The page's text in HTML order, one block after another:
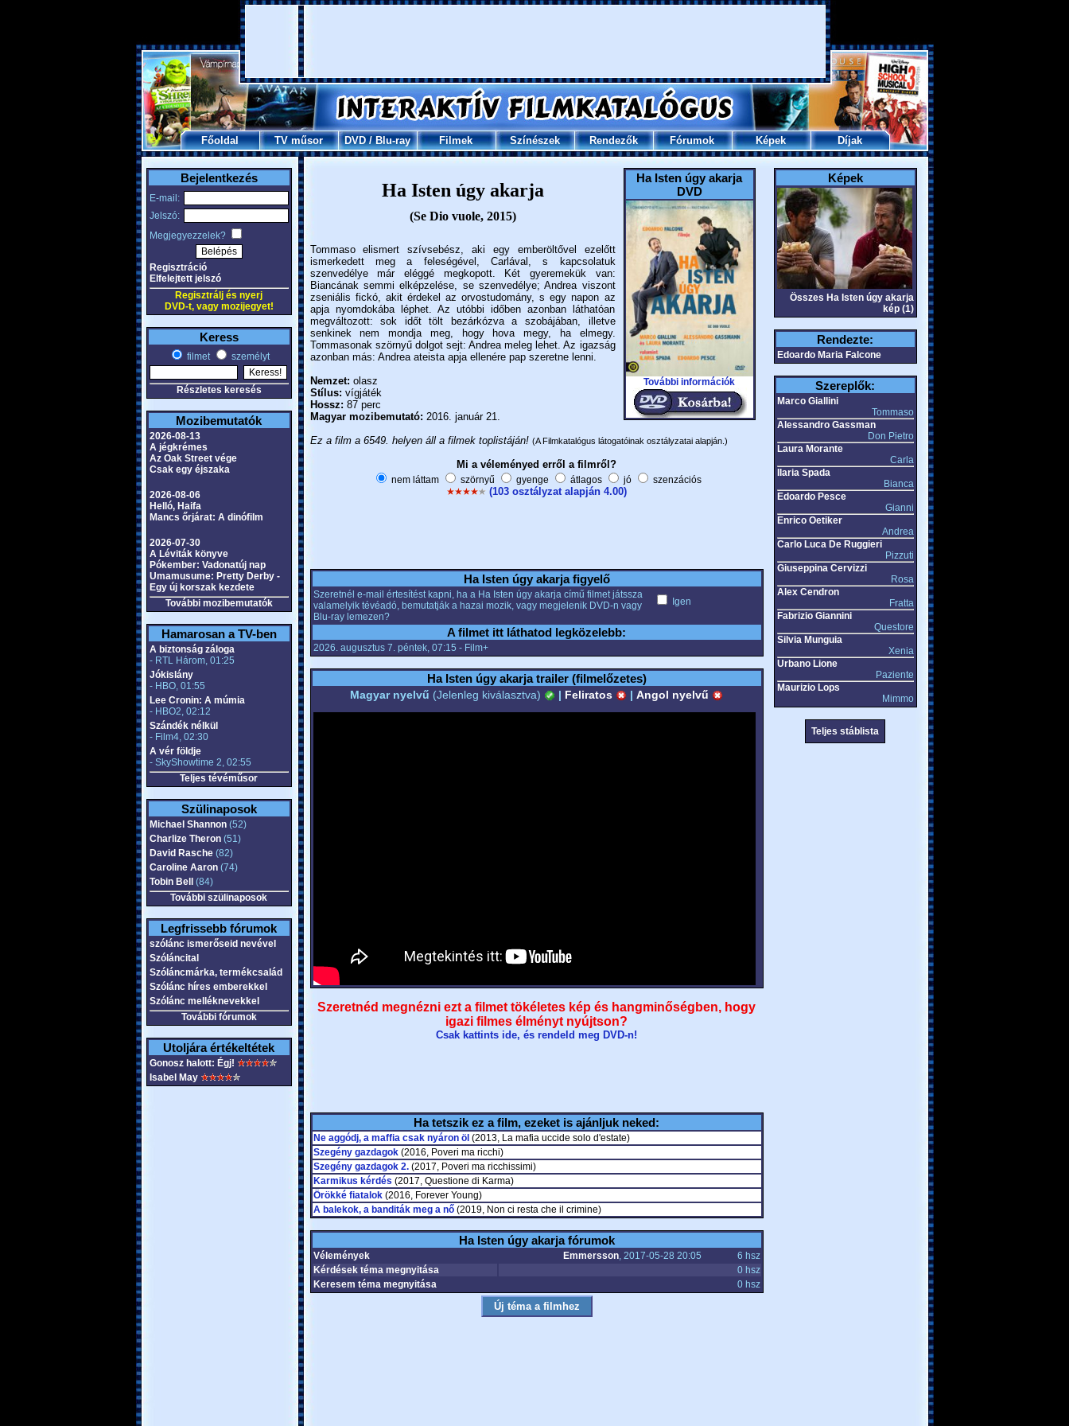
Főoldal TV műsor DVD/Blu-ray Filmek Színészek Rendezők Fórumok Képek Díjak
Bejelentkezés
E-mail:
Jelszó:
Megjegyezzelek?
Regisztráció
Elfelejtett jelszó
Regisztrálj és nyerj
DVD-t, vagy mozijegyet!
Keress
filmet személyt
Részletes keresés
Mozibemutatók
2026-08-13
A jégkrémes
Az Oak Street vége
Csak egy éjszaka
2026-08-06
Helló, Haifa
Mancs őrjárat: A dinófilm
2026-07-30
A Léviták könyve
Pókember: Vadonatúj nap
Umamusume: Pretty Derby -
Egy új korszak kezdete
További mozibemutatók
Hamarosan a TV-ben
A biztonság záloga
- RTL Három, 01:25
Jókislány
- HBO, 01:55
Lee Cronin: A múmia
- HBO2, 02:12
Szándék nélkül
- Film4, 02:30
A vér földje
- SkyShowtime 2, 02:55
Teljes tévéműsor
Szülinaposok
Michael Shannon(52)
Charlize Theron(51)
David Rasche(82)
Caroline Aaron(74)
Tobin Bell
(84)
További szülinaposok
Legfrissebb fórumok
szólánc ismerőseid nevével
Szóláncital
Szóláncmárka, termékcsalád
Szólánc híres emberekkel
Szólánc melléknevekkel
További fórumok
Utoljára értékeltétek
Gonosz halott: Égj!
Isabel May
Ha Isten úgy akarja
DVD
További információk
Ha Isten úgy akarja
(Se Dio vuole, 2015)
Tommaso elismert szívsebész, aki egy emberöltővel ezelőtt
ismerkedett meg a feleségével, Carlával, s kapcsolatuk
szenvedélye már eléggé megkopott. Két gyeremekük van:
Biancának semmi elképzelése, se szenvedélye; Andrea viszont
zseniális fickó, akit érdekel az orvostudomány, s egy napon az
apja nyomdokába léphet. Az utóbbi időben azonban láthatóan
megváltozott: sok időt tölt bezárkózva a szobájában, illetve
senkinek nem mondja meg, hogy hova megy, ha elmegy.
Tommasonak szörnyű dolgot sejt: Andrea meleg lehet. Az igazság
azonban más: Andrea ateista apja ellenére pap szeretne lenni.
Nemzet: olasz
Stílus: vígjáték
Hossz: 87 perc
Magyar mozibemutató: 2016. január 21.
Ez a film a 6549. helyen áll a filmek toplistáján! (A Filmkatalógus látogatóinak osztályzatai alapján.)
Mi a véleményed erről a filmről?
nem láttam szörnyű gyenge átlagos jó szenzációs
(103 osztályzat alapján 4.00)
Ha Isten úgy akarja figyelő
Szeretnél e-mail értesítést kapni, ha a Ha Isten úgy akarja című filmet játssza
valamelyik tévéadó, bemutatják a hazai mozik, vagy megjelenik DVD-n vagy
Blu-ray lemezen?
Igen
A filmet itt láthatod legközelebb:
2026. augusztus 7. péntek, 07:15 - Film+
Ha Isten úgy akarja trailer (filmelőzetes)
Magyar nyelvű (Jelenleg kiválasztva) | Feliratos | Angol nyelvű
Szeretnéd megnézni ezt a filmet tökéletes kép és hangminőségben, hogy
igazi filmes élményt nyújtson?
Csak kattints ide, és rendeld meg DVD-n!
Ha tetszik ez a film, ezeket is ajánljuk neked:
Ne aggódj, a maffia csak nyáron öl (2013, La mafia uccide solo d'estate)
Szegény gazdagok(2016, Poveri ma ricchi)
Szegény gazdagok 2.(2017, Poveri ma ricchissimi)
Karmikus kérdés (2017, Questione di Karma)
Örökké fiatalok(2016, Forever Young)
A balekok, a banditák meg a nő(2019, Non ci resta che il crimine)
Ha Isten úgy akarja fórumok
Vélemények Emmersson, 2017-05-28 20:05
6 hsz
Kérdések téma megnyitása
0 hsz
Keresem téma megnyitása
0 hsz
Képek
Összes Ha Isten úgy akarja
kép (1)
Rendezte:
Edoardo Maria Falcone
Szereplők:
Marco Giallini
Tommaso
Alessandro Gassman
Don Pietro
Laura Morante
Carla
Ilaria Spada
Bianca
Edoardo Pesce
Gianni
Enrico Oetiker
Andrea
Carlo Luca De Ruggieri
Pizzuti
Giuseppina Cervizzi
Rosa
Alex Cendron
Fratta
Fabrizio Giannini
Questore
Silvia Munguia
Xenia
Urbano Lione
Paziente
Maurizio Lops
Mimmo
Teljes stáblista